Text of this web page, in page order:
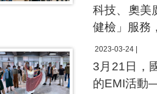
科技、奧美
健檢」服務
2023-03-24 |
3月21日，
的EMI活動